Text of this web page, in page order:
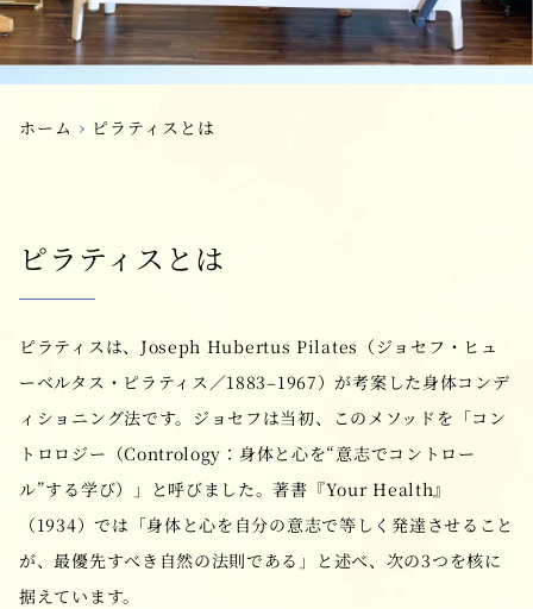
ホーム › ピラティスとは
ピラティスとは
ピラティスは、Joseph Hubertus Pilates（ジョセフ・ヒュ
ーベルタス・ピラティス／1883–1967）が考案した身体コンデ
ィショニング法です。ジョセフは当初、このメソッドを「コン
トロロジー（Contrology：身体と心を“意志でコントロー
ル”する学び）」と呼びました。著書『Your Health』
（1934）では「身体と心を自分の意志で等しく発達させること
が、最優先すべき自然の法則である」と述べ、次の3つを核に
据えています。